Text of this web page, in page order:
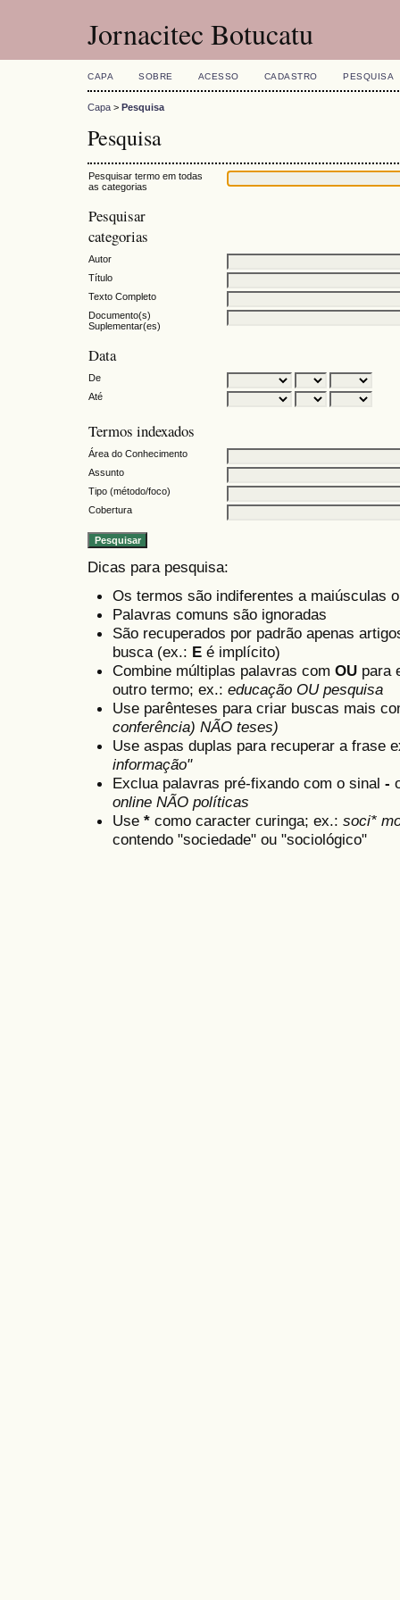
Jornacitec Botucatu
CAPA SOBRE ACESSO CADASTRO PESQUISA
Capa > Pesquisa
Pesquisa
Pesquisar termo em todas
as categorias
Pesquisar
categorias
Autor
Título
Texto Completo
Documento(s)
Suplementar(es)
Data
De
Até
Termos indexados
Área do Conhecimento
Assunto
Tipo (método/foco)
Cobertura
Dicas para pesquisa:
Os termos são indiferentes a maiúsculas
Palavras comuns são ignoradas
São recuperados por padrão apenas
busca (ex.: E é implícito)
Combine múltiplas palavras com OU para
outro termo; ex.: educação OU pesquisa
Use parênteses para criar buscas mais
conferência) NÃO teses)
Use aspas duplas para recuperar a frase
informação"
Exclua palavras pré-fixando com o sinal -
online NÃO políticas
Use * como caracter curinga; ex.: soci*
contendo "sociedade" ou "sociológico"